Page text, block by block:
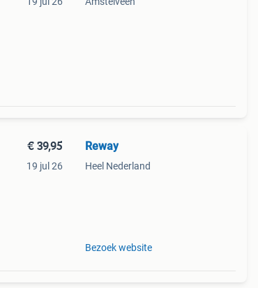
€ 39,95
19 jul 26
Reway
Heel Nederland
Bezoek website